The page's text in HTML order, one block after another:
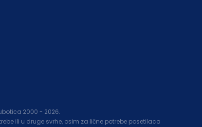
2000 - 2026.
ili u druge svrhe, osim za lične potrebe posetilaca